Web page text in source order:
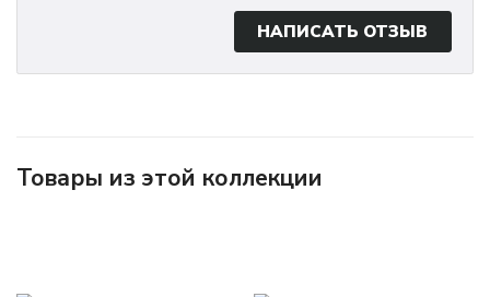
НАПИСАТЬ ОТЗЫВ
Товары из этой коллекции